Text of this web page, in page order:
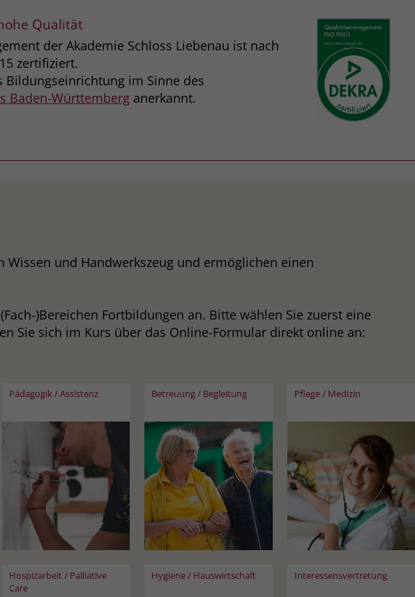
Qualität
der Akademie Schloss Liebenau ist nach
zertifiziert.
Bildungseinrichtung im Sinne des
Baden-Württemberganerkannt.
Wissen und Handwerkszeug und ermöglichen einen
)Bereichen Fortbildungen an. Bitte wählen Sie zuerst eine
Sie sich im Kurs über das Online-Formular direkt online an:
Pädagogik / Assistenz Betreuung / Begleitung Pflege / Medizin
Hospizarbeit / Palliative
Care
Hygiene / Hauswirtschaft Interessensvertretung